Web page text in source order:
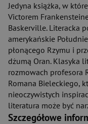
Jedyna książka, w
Victorem
Baskerville. Literacka
amerykańskie
płonącego Rzymu i
dżumą Oran. Klasyka
rozmowach profesora
Romana Bieleckiego,
nieoczywistych
literatura może być
Szczegółowe